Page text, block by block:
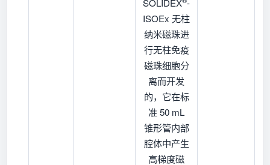
SOLIDEX -
ISOEx 无柱
纳米磁珠进
行无柱免疫
磁珠细胞分
离而开发
的，它在标
准 50 mL
锥形管内部
腔体中产生
高梯度磁